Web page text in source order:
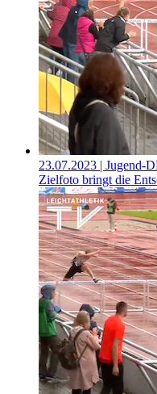
23.07.2023 | Jugend-
Zielfoto bringt die